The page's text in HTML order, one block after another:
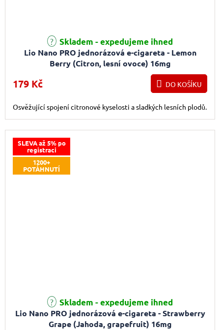
Lio Nano PRO jednorázová e-cigareta - Lemon
Berry (Citron, lesní ovoce) 16mg
Skladem - expedujeme ihned
179 Kč DO KOŠÍKU
Osvěžující spojení citronové kyselosti a sladkých lesních plodů.
SLEVA až 5% po
registraci
1200+
POTÁHNUTÍ
Lio Nano PRO jednorázová e-cigareta - Strawberry
Grape (Jahoda, grapefruit) 16mg
Skladem - expedujeme ihned